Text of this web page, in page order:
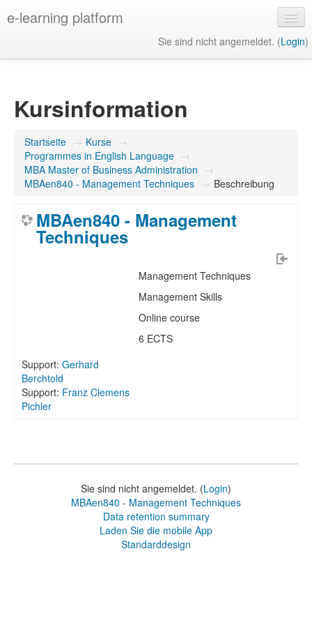
e-learning platform
Sie sind nicht angemeldet. (Login)
Kursinformation
Startseite → Kurse →
Programmes in English Language →
MBA Master of Business Administration →
MBAen840 - Management Techniques → Beschreibung
MBAen840 - Management
Techniques
Management Techniques
Management Skills
Online course
6 ECTS
Support: Gerhard
Berchtold
Support: Franz Clemens
Pichler
Sie sind nicht angemeldet. (Login)
MBAen840 - Management Techniques
Data retention summary
Laden Sie die mobile App
Standarddesign